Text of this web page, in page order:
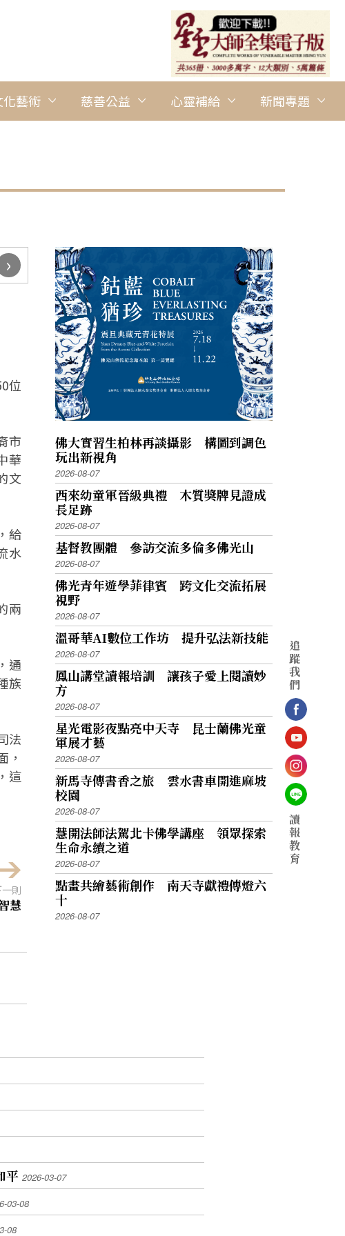
化藝術 慈善公益 心靈補給 新聞專題
圖說：茶禪師用行雲流水般的身體語言，引導大眾品茶、靜心、
›
位
市
華
文
給
水
兩
通
族
法
，
這
則
慧
佛大實習生柏林再談攝影 構圖到調色
玩出新視角
2026-08-07
西來幼童軍晉級典禮 木質獎牌見證成
長足跡
2026-08-07
基督教團體 參訪交流多倫多佛光山
2026-08-07
佛光青年遊學菲律賓 跨文化交流拓展
視野
2026-08-07
溫哥華AI數位工作坊 提升弘法新技能
2026-08-07
鳳山講堂讀報培訓 讓孩子愛上閱讀妙
方
2026-08-07
星光電影夜點亮中天寺 昆士蘭佛光童
軍展才藝
2026-08-07
新馬寺傳書香之旅 雲水書車開進麻坡
校園
2026-08-07
慧開法師法駕北卡佛學講座 領眾探索
生命永續之道
2026-08-07
點畫共繪藝術創作 南天寺獻禮傳燈六
十
2026-08-07
平 2026-03-07
03-08
08
追
蹤
我
們
讀
報
教
育